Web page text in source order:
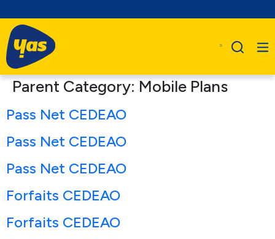
Parent Category: Mobile Plans
Pass Net CEDEAO
Pass Net CEDEAO
Pass Net CEDEAO
Forfaits CEDEAO
Forfaits CEDEAO